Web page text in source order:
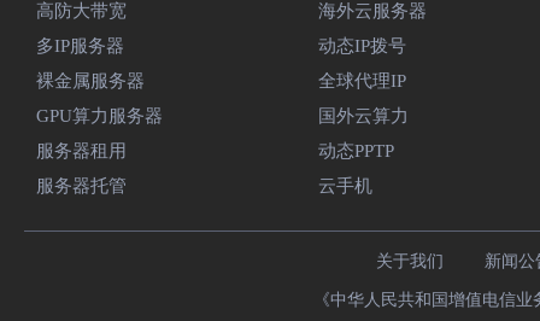
高防大带宽
多IP服务器
裸金属服务器
GPU算力服务器
服务器租用
服务器托管
海外云服务器
动态IP拨号
全球代理IP
国外云算力
动态PPTP
云手机
关于我们 新闻公
《中华人民共和国增值电信